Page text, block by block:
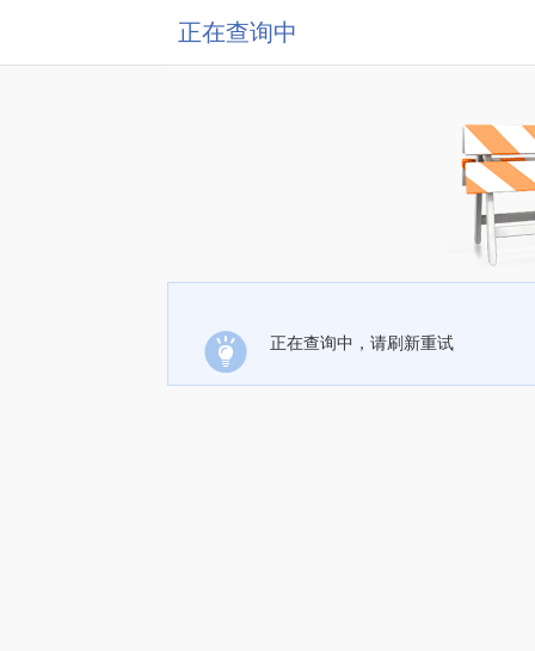
正在查询中
正在查询中，请刷新重试